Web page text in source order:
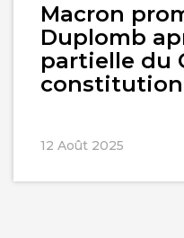
Macron
Duplomb
partielle du
12 Août 2025